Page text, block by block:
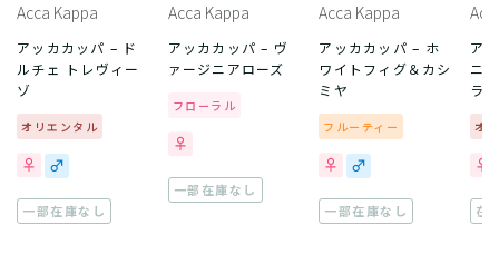
Acca Kappa
アッカカッパ – ド
ルチェ トレヴィー
ゾ
オリエンタル
一部在庫なし
Acca Kappa
アッカカッパ – ヴ
ァージニアローズ
フローラル
一部在庫なし
Acca Kappa
アッカカッパ – ホ
ワイトフィグ＆カシ
ミヤ
フルーティー
一部在庫なし
ア
ニ
ラ
オ
在